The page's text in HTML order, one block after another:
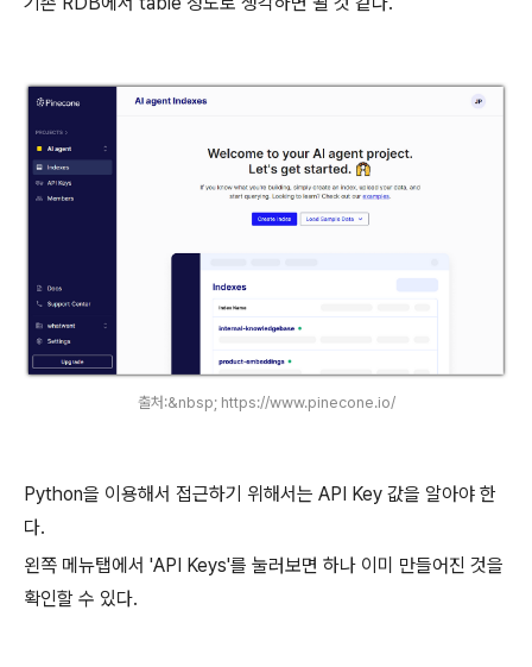
출처:&nbsp; https://www.pinecone.io/
Python을 이용해서 접근하기 위해서는 API Key 값을 알아야 한
다.
왼쪽 메뉴탭에서 'API Keys'를 눌러보면 하나 이미 만들어진 것을
확인할 수 있다.